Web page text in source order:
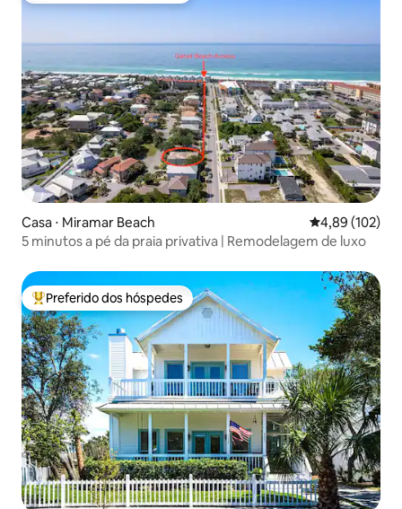
Casa ⋅ Miramar Beach 4,89 de uma
4,89 (102)
5 minutos a pé da praia privativa | Remodelagem de luxo
Entre os melhores preferidos dos hóspedes
Preferido dos hóspedes